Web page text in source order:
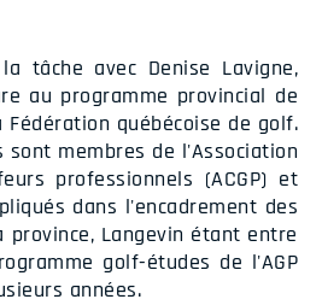
tâche avec Denise Lavigne,
au programme provincial de
québécoise de golf.
sont membres de l'Association
professionnels (ACGP) et
dans l'encadrement des
Langevin étant entre
golf-études de l'AGP
années.